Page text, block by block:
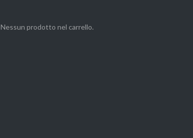
Nessun prodotto nel carrello.